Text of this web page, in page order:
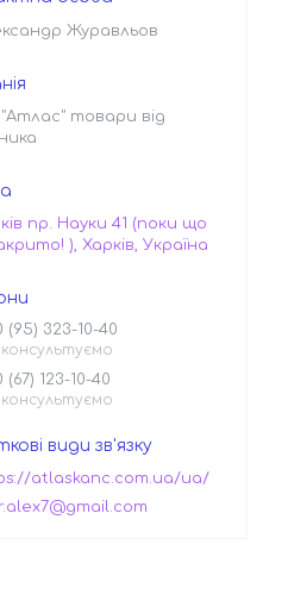
Журавльов
товари від
пр. Науки 41 (поки що
), Харків, Україна
(95) 323-10-40
консультуємо
(67) 123-10-40
консультуємо
atlaskanc.com.ua/ua/